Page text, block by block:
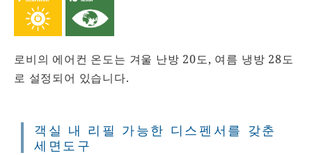
로비의 에어컨 온도는 겨울 난방 20도, 여름 냉방 28도
로 설정되어 있습니다.
객실 내 리필 가능한 디스펜서를 갖춘
세면도구